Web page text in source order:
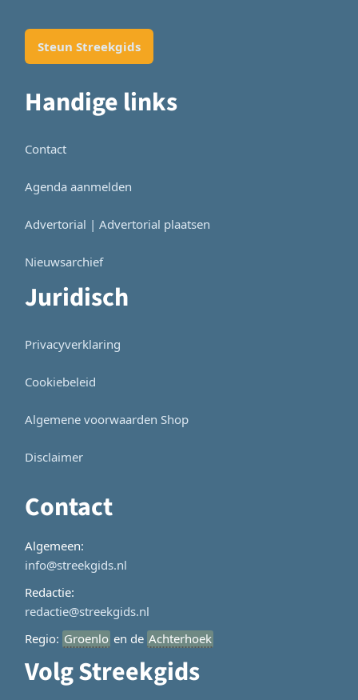
Steun Streekgids
Handige links
Contact
Agenda aanmelden
Advertorial | Advertorial plaatsen
Nieuwsarchief
Juridisch
Privacyverklaring
Cookiebeleid
Algemene voorwaarden Shop
Disclaimer
Contact
Algemeen:
info@streekgids.nl
Redactie:
redactie@streekgids.nl
Regio: Groenlo en de Achterhoek
Volg Streekgids